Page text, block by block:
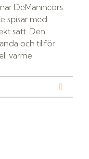
DeManincors
spisar med
sätt. Den
och tillför
värme.